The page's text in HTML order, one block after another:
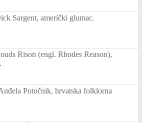
Sargent, američki glumac.
Rison (engl. Rhodes Reason),
Potočnik, hrvatska folklorna